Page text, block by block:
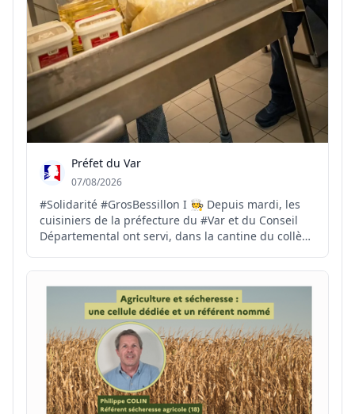
Préfet du Var
07/08/2026
#Solidarité #GrosBessillon I 🧑‍🍳 Depuis mardi, les
cuisiniers de la préfecture du #Var et du Conseil
Départemental ont servi, dans la cantine du collège
sapeurs-pompiers. 🍅 Ce soir, les dons de produits
par les agriculteurs varois vont permettre de...